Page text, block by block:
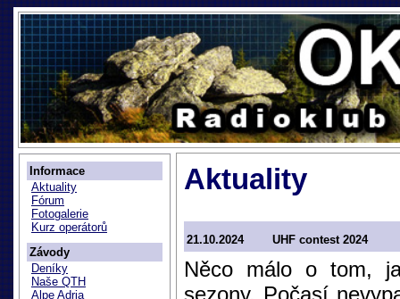
Informace
Aktuality
Fórum
Fotogalerie
Kurz operátorů
Závody
Deníky
Naše QTH
Alpe Adria
Aktuality
21.10.2024 UHF contest 2024
Něco málo o tom,